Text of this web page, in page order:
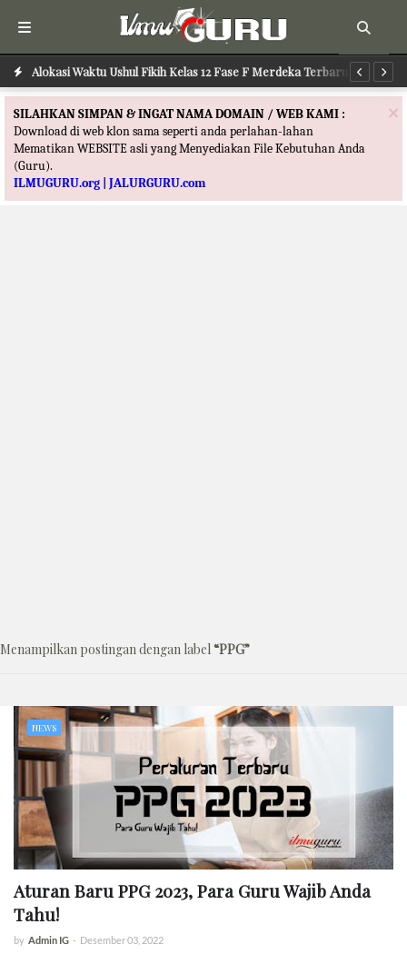
Alokasi Waktu Ushul Fikih Kelas 12 Fase F Merdeka Terbaru
Alokasi Waktu Ilmu Tafsir Kelas 12 Fase F Merdeka Terbaru
×
SILAHKAN SIMPAN & INGAT NAMA DOMAIN / WEB KAMI :
Download di web klon sama seperti anda perlahan-lahan
Mematikan WEBSITE asli yang Menyediakan File Kebutuhan Anda
(Guru).
ILMUGURU.org | JALURGURU.com
Menampilkan postingan dengan label PPG
NEWS
Aturan Baru PPG 2023, Para Guru Wajib Anda
Tahu!
by Admin IG - Desember 03, 2022